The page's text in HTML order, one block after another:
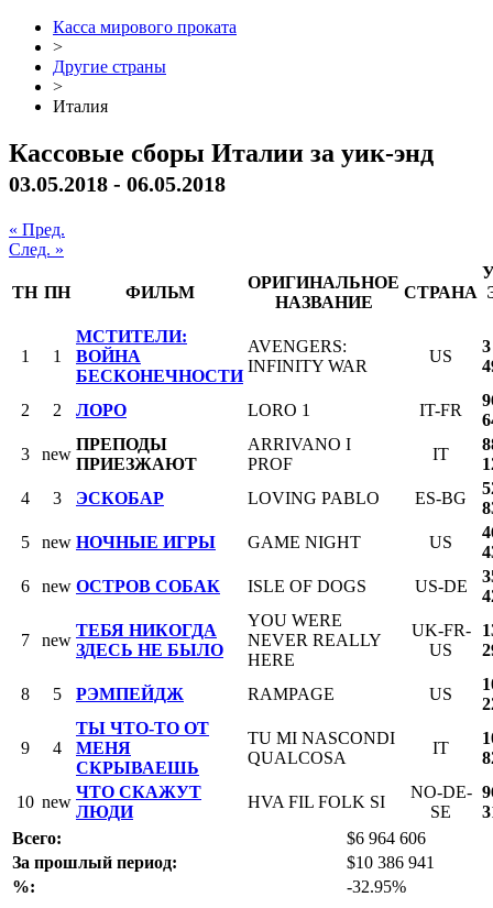
Касса мирового проката
>
Другие страны
>
Италия
Кассовые сборы Италии за уик-энд
03.05.2018 - 06.05.2018
« Пред.
След. »
ТН ПН ФИЛЬМ
ОРИГИНАЛЬНОЕ
НАЗВАНИЕ
СТРАНА
1 1
МСТИТЕЛИ:
ВОЙНА
БЕСКОНЕЧНОСТИ
AVENGERS:
INFINITY WAR
US
2 2 ЛОРО LORO 1 IT-FR
3
new
ПРЕПОДЫ
ПРИЕЗЖАЮТ
ARRIVANO I
PROF
IT
4
3 ЭСКОБАР LOVING PABLO ES-BG
5
new НОЧНЫЕ ИГРЫ GAME NIGHT US
6
new ОСТРОВ СОБАК ISLE OF DOGS US-DE
7 new
ТЕБЯ НИКОГДА
ЗДЕСЬ НЕ БЫЛО
YOU WERE
NEVER REALLY
HERE
UK-FR-
US
8 5 РЭМПЕЙДЖ RAMPAGE US
9 4
ТЫ ЧТО-ТО ОТ
МЕНЯ
СКРЫВАЕШЬ
TU MI NASCONDI
QUALCOSA
IT
10 new
ЧТО СКАЖУТ
ЛЮДИ
HVA FIL FOLK SI
NO-DE-
SE
Всего:
$6 964 606
За прошлый период:
$10 386 941
%:
-32.95%